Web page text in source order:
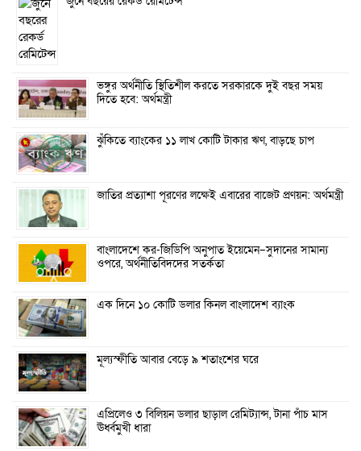
ভঙ্গুর অর্থনীতি স্থিতিশীল করতে সরকারকে দুই বছর সময়
দিতে হবে: অর্থমন্ত্রী
ঝুঁকিতে ব্যাংকের ১১ লাখ কোটি টাকার ঋণ, বাড়ছে চাপ
জাতির প্রত্যাশা পূরণের লক্ষেই এবারের বাজেট প্রণয়ন: অর্থমন্ত্রী
বাংলাদেশে কর-জিডিপি অনুপাত ইয়েমেন–সুদানের সামান্য
ওপরে, অর্থনীতিবিদদের সতর্কতা
এক দিনে ১০ কোটি ডলার কিনল বাংলাদেশ ব্যাংক
মূল্যস্ফীতি আবার বেড়ে ৯ শতাংশের ঘরে
এপ্রিলেও ৩ বিলিয়ন ডলার ছাড়াল রেমিট্যান্স, টানা পাঁচ মাস
ঊর্ধ্বমুখী ধারা